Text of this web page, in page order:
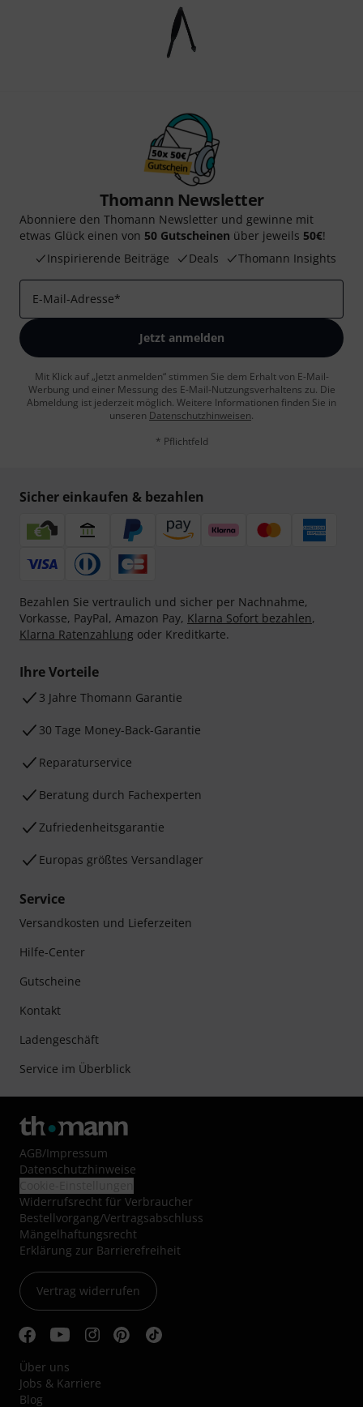
Thomann Newsletter
Abonniere den Thomann Newsletter und gewinne mit
etwas Glück einen von 50 Gutscheinen über jeweils 50€!
Inspirierende Beiträge
Deals Thomann Insights
E-Mail-Adresse*
Jetzt anmelden
Mit Klick auf „Jetzt anmelden“ stimmen Sie dem Erhalt von E-Mail-
Werbung und einer Messung des E-Mail-Nutzungsverhaltens zu. Die
Abmeldung ist jederzeit möglich. Weitere Informationen finden Sie in
unseren Datenschutzhinweisen.
* Pflichtfeld
Sicher einkaufen & bezahlen
Bezahlen Sie vertraulich und sicher per Nachnahme,
Vorkasse, PayPal, Amazon Pay, Klarna Sofort bezahlen,
Klarna Ratenzahlung oder Kreditkarte.
Ihre Vorteile
3 Jahre Thomann Garantie
30 Tage Money-Back-Garantie
Reparaturservice
Beratung durch Fachexperten
Zufriedenheitsgarantie
Europas größtes Versandlager
Service
Versandkosten und Lieferzeiten
Hilfe-Center
Gutscheine
Kontakt
Ladengeschäft
Service im Überblick
AGB/Impressum
Datenschutzhinweise
Widerrufsrecht für Verbraucher
Bestellvorgang/Vertragsabschluss
Mängelhaftungsrecht
Erklärung zur Barrierefreiheit
Vertrag widerrufen
Über uns
Jobs & Karriere
Blog